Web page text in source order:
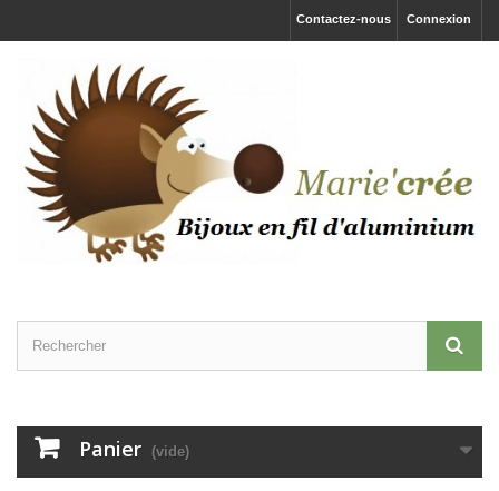
Connexion
Contactez-nous
Panier (vide)